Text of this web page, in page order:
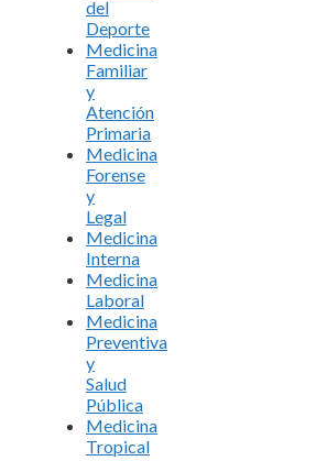
del
Deporte
Medicina
Familiar
y
Atención
Primaria
Medicina
Forense
y
Legal
Medicina
Interna
Medicina
Laboral
Medicina
Preventiva
y
Salud
Pública
Medicina
Tropical